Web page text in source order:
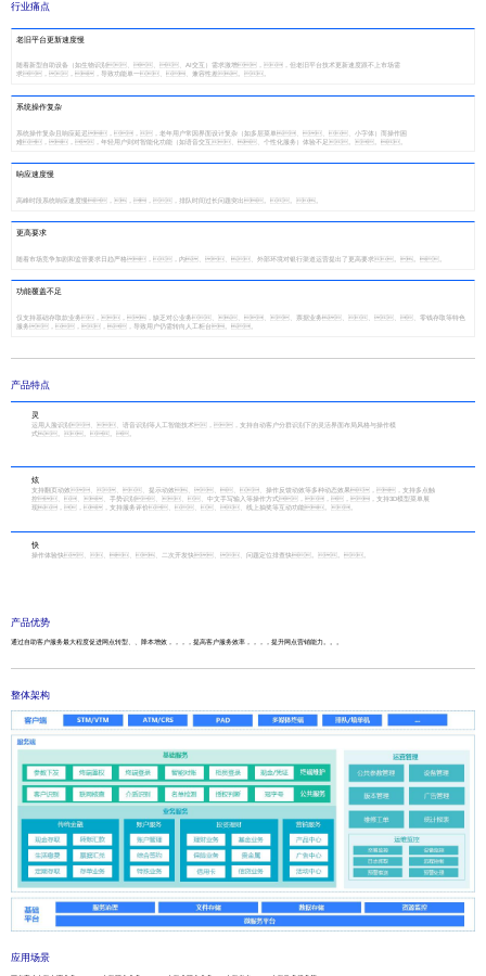
行业痛点
老旧平台更新速度慢
随着新型自助设备（如生物识别、、、AI交互）需求激增，，但老旧平台技术更新速度跟不上市场需
求，，，导致功能单一、、兼容性差。。
系统操作复杂
系统操作复杂且响应延迟，，，老年用户常因界面设计复杂（如多层菜单、、、小字体）而操作困
难，，，年轻用户则对智能化功能（如语音交互、、个性化服务）体验不足。。。
响应速度慢
高峰时段系统响应速度慢，，，，排队时间过长问题突出。。。
更高要求
随着市场竞争加剧和监管要求日趋严格，，内、、、外部环境对银行渠道运营提出了更高要求。。。
功能覆盖不足
仅支持基础存取款业务，，，缺乏对公业务、、、、票据业务、、、、零钱存取等特色
服务，，，，导致用户仍需转向人工柜台。。
产品特点
灵
运用人脸识别、、语音识别等人工智能技术，，支持自动客户分群识别下的灵活界面布局风格与操作模
式。。。。
炫
支持翻页动效、、、提示动效、、、、操作反馈动效等多种动态效果，，支持多点触
控、、、手势识别、、、中文手写输入等操作方式，，，，支持3D模型菜单展
现，，，支持服务评价、、、、线上抽奖等互动功能。。
快
操作体验快、、、、二次开发快、、问题定位排查快。。。
产品优势
通过自助客户服务最大程度促进网点转型、、降本增效，，，，提高客户服务效率，，，，提升网点营销能力。。。
整体架构
应用场景